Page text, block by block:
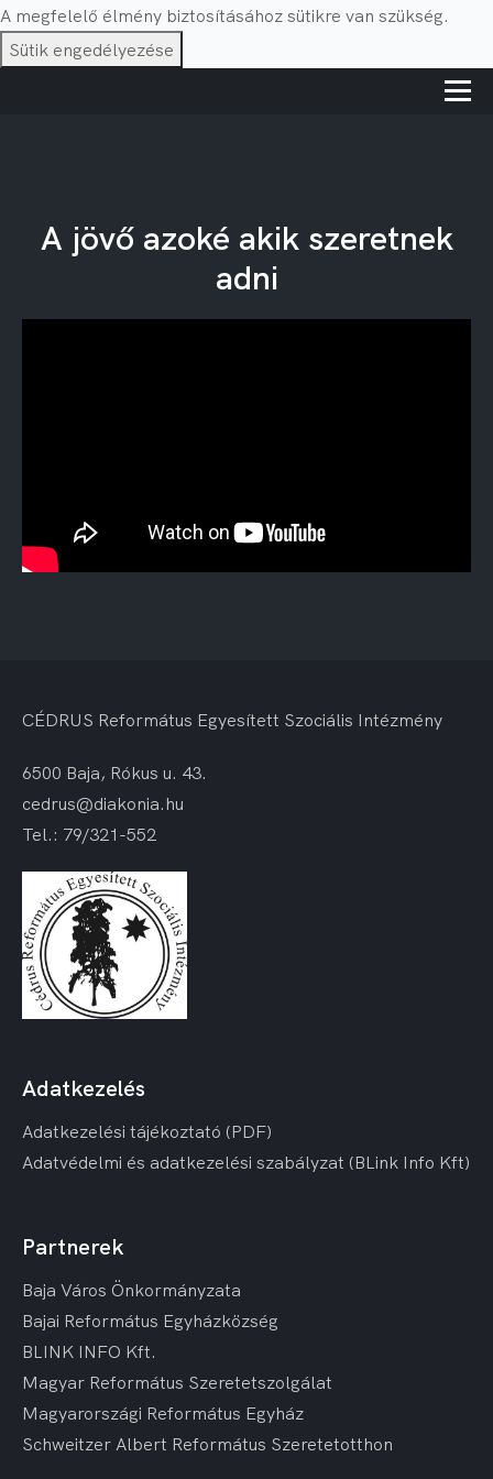
A megfelelő élmény biztosításához sütikre van szükség.
Sütik engedélyezése
A jövő azoké akik szeretnek
adni
CÉDRUS Református Egyesített Szociális Intézmény
6500 Baja, Rókus u. 43.
cedrus@diakonia.hu
Tel.: 79/321-552
Adatkezelés
Adatkezelési tájékoztató (PDF)
Adatvédelmi és adatkezelési szabályzat (BLink Info Kft)
Partnerek
Baja Város Önkormányzata
Bajai Református Egyházközség
BLINK INFO Kft.
Magyar Református Szeretetszolgálat
Magyarországi Református Egyház
Schweitzer Albert Református Szeretetotthon